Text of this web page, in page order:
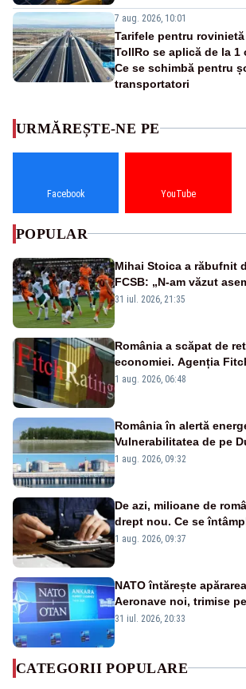
7 aug. 2026, 10:01
Tarifele pentru
TollRo se aplică de la 1
Ce se schimbă pentru
transportatori
URMĂREȘTE-NE PE
Facebook YouTube
POPULAR
Mihai Stoica a răbufnit
FCSB: „N-am văzut
190 de meciuri
31 iul. 2026, 21:35
România a scăpat de
economiei. Agenția
„BBB-” cu perspectivă
1 aug. 2026, 06:48
România în alertă
Vulnerabilitatea de pe
în pericol Centrala
1 aug. 2026, 09:32
De azi, milioane de
drept nou. Ce se
un produs
1 aug. 2026, 09:37
NATO întărește
Aeronave noi, trimise
și distrugerea dronelor
31 iul. 2026, 20:33
CATEGORII POPULARE